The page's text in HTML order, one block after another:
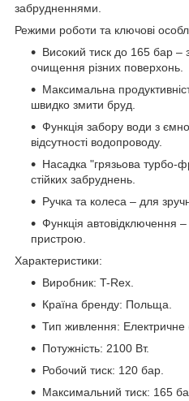
забрудненнями.
Режими роботи та ключові
Високий тиск до 165 бар –
очищення різних поверхонь.
Максимальна
швидко змити бруд.
Функція забору води з
відсутності водопроводу.
Насадка "грязьова турбо-
стійких забруднень.
Ручка та колеса – для
Функція автовідключення
пристрою.
Характеристики:
Виробник: T-Rex.
Країна бренду: Польща.
Тип живлення: Електричне
Потужність: 2100 Вт.
Робочий тиск: 120 бар.
Максимальний тиск: 165